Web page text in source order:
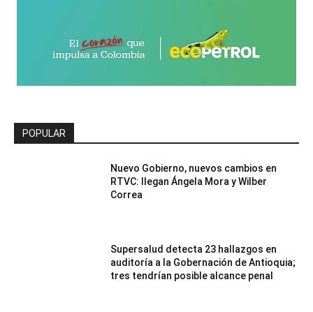
POPULAR
Nuevo Gobierno, nuevos cambios en
RTVC: llegan Ángela Mora y Wilber
Correa
Supersalud detecta 23 hallazgos en
auditoría a la Gobernación de Antioquia;
tres tendrían posible alcance penal